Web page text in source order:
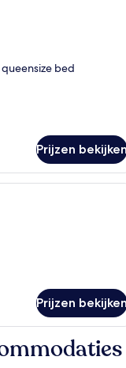
queensize bed
Prijzen
hotelkamer met een bed,
Prijzen